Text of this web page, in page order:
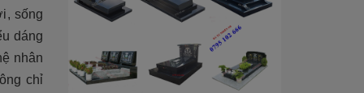
sống
dáng
nhân
chỉ